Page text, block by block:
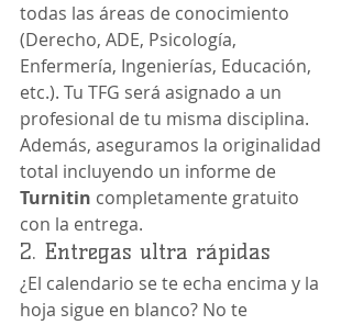
todas las áreas de conocimiento
(Derecho, ADE, Psicología,
Enfermería, Ingenierías, Educación,
etc.). Tu TFG será asignado a un
profesional de tu misma disciplina.
Además, aseguramos la originalidad
total incluyendo un informe de
Turnitin completamente gratuito
con la entrega.
2. Entregas ultra rápidas
¿El calendario se te echa encima y la
hoja sigue en blanco? No te